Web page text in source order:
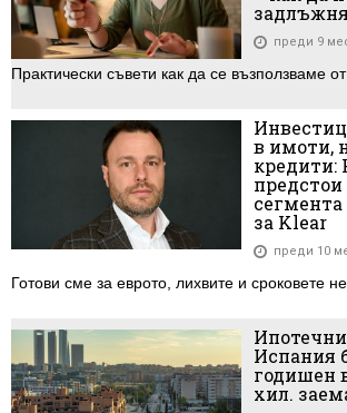
преди 9
Практически съвети как да се възползваме
в имоти,
кредити:
предстои
сегмента
за Klear
преди 10
Готови сме за еврото, лихвите и сроковете
Испания
годишен
хил.